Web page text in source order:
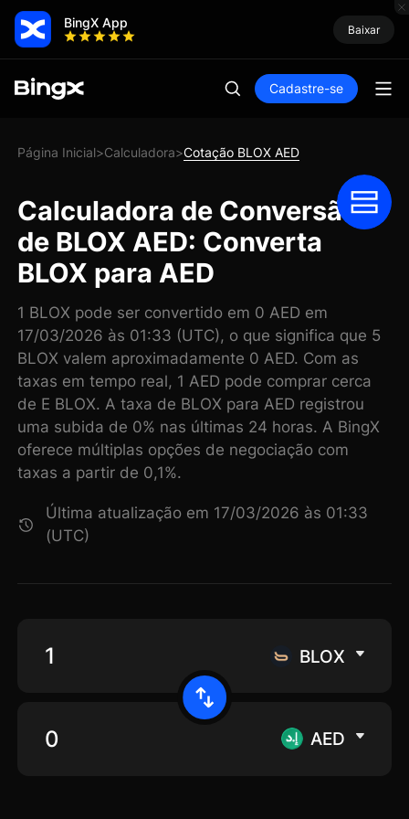
BingX App Baixar
Cadastre-se
Página Inicial>Calculadora>Cotação BLOX AED
Calculadora de Conversão
de BLOX AED: Converta
BLOX para AED
1 BLOX pode ser convertido em 0 AED em
17/03/2026 às 01:33 (UTC), o que significa que 5
BLOX valem aproximadamente 0 AED. Com as
taxas em tempo real, 1 AED pode comprar cerca
de E BLOX. A taxa de BLOX para AED registrou
uma subida de 0% nas últimas 24 horas. A BingX
oferece múltiplas opções de negociação com
taxas a partir de 0,1%.
Última atualização em 17/03/2026 às 01:33
(UTC)
BLOX
AED